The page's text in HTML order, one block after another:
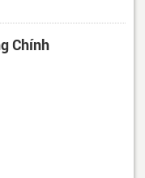
Chính